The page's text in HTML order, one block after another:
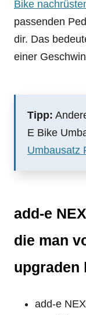
Bike
passenden
dir. Das
einer
Tipp:
E Bike
Umbausatz
add-e
die man
upgraden
add-e